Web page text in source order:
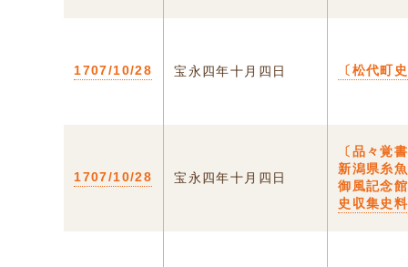
1707/10/28 宝永四年十月四日 〔松代町
1707/10/28 宝永四年十月四日
〔品々覚
新潟県糸
御風記念
史収集史